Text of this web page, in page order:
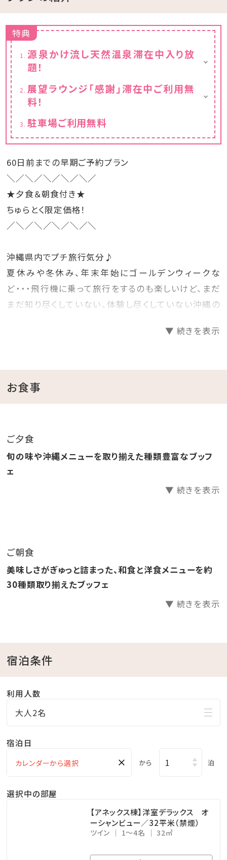
特典
源泉かけ流し天然温泉滞在中入り放
題！
でご利用いただけます。
展望ラウンジ「感謝」滞在中ご利用無
料！
※チェックイン15:00～チェックアウト11:00ま
でご利用いただけます。
駐車場ご利用無料
60日前までの早期ご予約プラン
＼／＼／＼／＼／＼／
★夕食＆朝食付き★
ちゅらとく限定価格！
／＼／＼／＼／＼／＼
沖縄県内でプチ旅行気分♪
夏休みや冬休み、年末年始にゴールデンウィークな
ど・・・飛行機に乗って旅行をするのも楽しいけど、まだ
まだ知り尽くしていない、体験し尽くしていない沖縄の
そんな時には、早めに計画を立てて予約をするのがお
先の人気日程をお得にゲットしちゃいましょう☆彡
●ラウンジ「感謝」滞在中無料でご利用いただけます。
●ホテル駐車場無料
※刺青やタトゥーをされている方（タトゥーシールも含
む）のご入浴をお断りしております。
※飲酒後のご入浴はお断りしております。
いただけます。
・広々としたスペースは、リモートワークの利用も可能で
す。
□幼児について
※幼児（食事・布団不要）のお子様は、食事・寝具・アメ
※3歳以上のお子様は、夕食代1,200円・朝食代1,000
円を別途頂戴いたします。
□ホテル敷地内で楽しめる！遊びメニューをご紹介（※
▼ 続きを表示
お食事
ご夕食
旬の味や沖縄メニューを取り揃えた種類豊富なブッフ
ェ
▼ 続きを表示
ご朝食
美味しさがぎゅっと詰まった、和食と洋食メニューを約
30種類取り揃えたブッフェ
▼ 続きを表示
宿泊条件
利用人数
大人2名
宿泊日
× から 泊
選択中の部屋
【アネックス棟】洋室デラックス オ
ーシャンビュー／32平米（禁煙）
ツイン 1～4名 32㎡